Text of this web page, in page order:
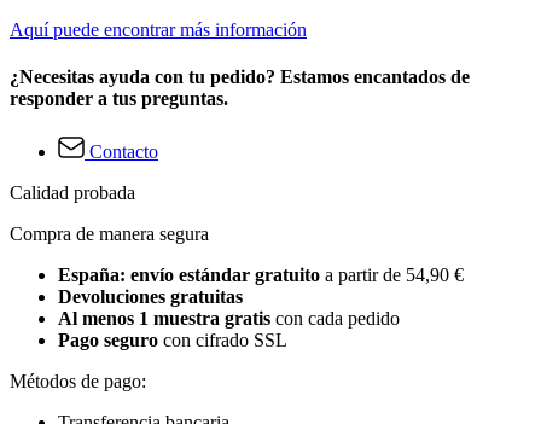
Aquí puede encontrar más información
¿Necesitas ayuda con tu pedido? Estamos encantados de
responder a tus preguntas.
Contacto
Calidad probada
Compra de manera segura
España: envío estándar gratuito a partir de 54,90 €
Devoluciones gratuitas
Al menos 1 muestra gratis con cada pedido
Pago seguro con cifrado SSL
Métodos de pago: